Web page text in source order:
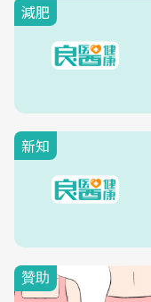
減肥
新知